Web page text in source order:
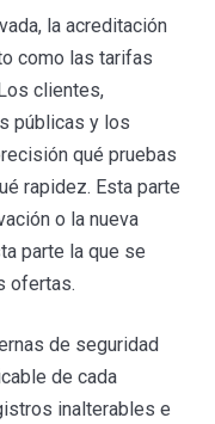
la acreditación
como las tarifas
clientes,
públicas y los
qué pruebas
rapidez. Esta parte
o la nueva
parte la que se
ofertas.
de seguridad
de cada
inalterables e